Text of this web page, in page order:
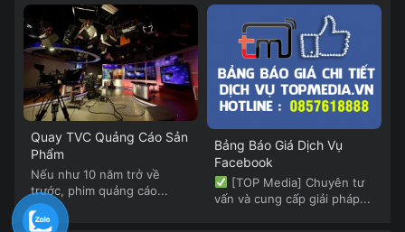
Quay TVC Quảng Cáo Sản
Phẩm
Nếu như 10 năm trở về
trước, phim quảng cáo...
Bảng Báo Giá Dịch Vụ
Facebook
[TOP Media] Chuyên tư
vấn và cung cấp giải pháp...